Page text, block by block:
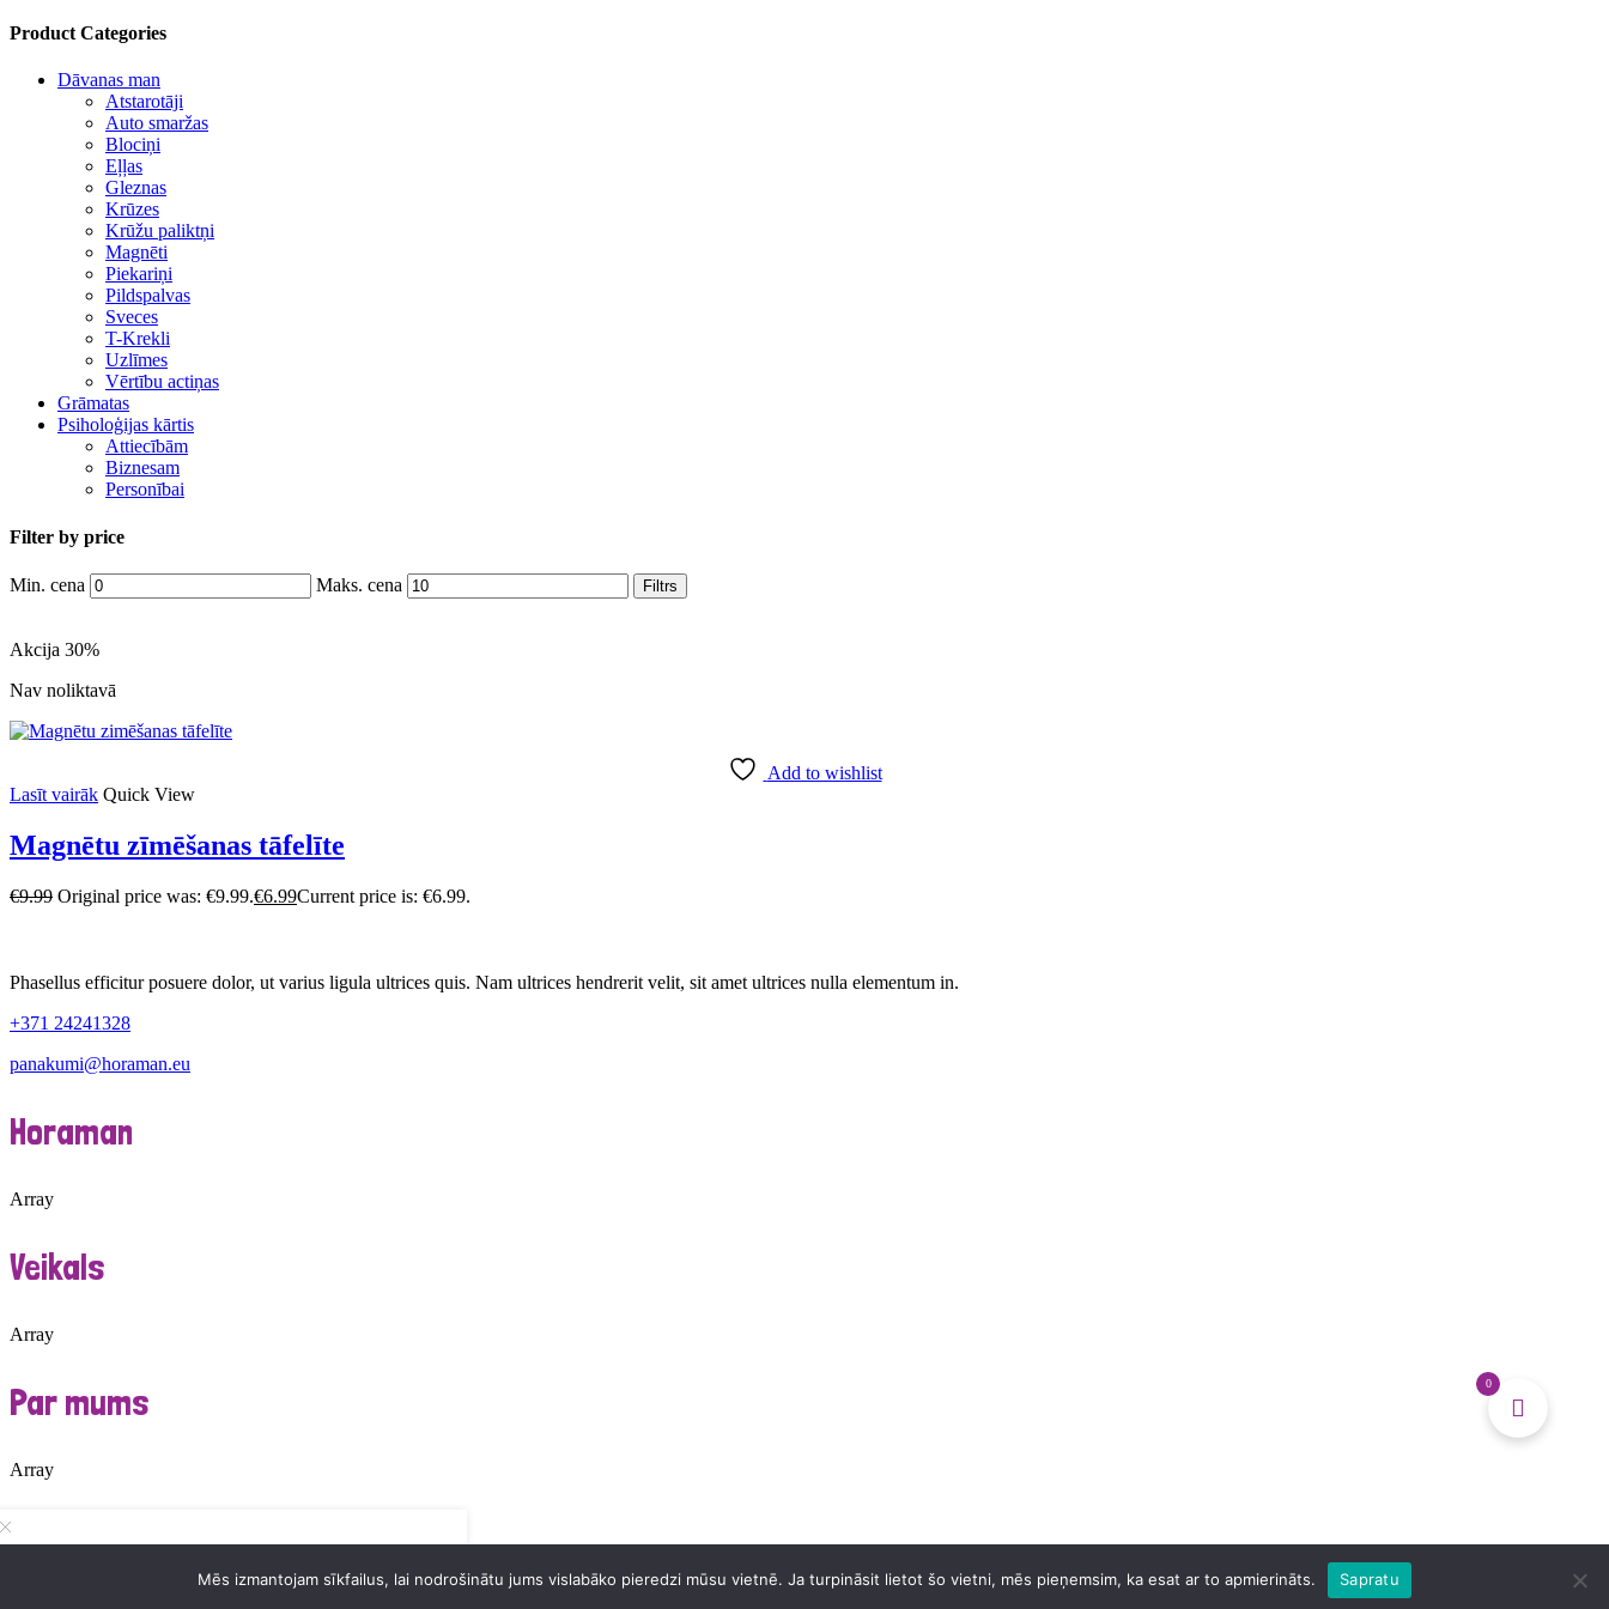
Product Categories
Dāvanas man
Atstarotāji
Auto smaržas
Blociņi
Eļļas
Gleznas
Krūzes
Krūžu paliktņi
Magnēti
Piekariņi
Pildspalvas
Sveces
T-Krekli
Uzlīmes
Vērtību actiņas
Grāmatas
Psiholoģijas kārtis
Attiecībām
Biznesam
Personībai
Filter by price
Min. cena Maks. cena Filtrs
Akcija 30%
Nav noliktavā
Add to wishlist
Lasīt vairāk Quick View
Magnētu zīmēšanas tāfelīte
€9.99 Original price was: €9.99.€6.99Current price is: €6.99.
Phasellus efficitur posuere dolor, ut varius ligula ultrices quis. Nam ultrices hendrerit velit, sit amet ultrices nulla elementum in.
+371 24241328
panakumi@horaman.eu
Horaman
Array
Veikals
Array
Par mums
Array
Veikals
0
Mēs izmantojam sīkfailus, lai nodrošinātu jums vislabāko pieredzi mūsu vietnē. Ja turpināsit lietot šo vietni, mēs pieņemsim, ka esat ar to apmierināts. Sapratu